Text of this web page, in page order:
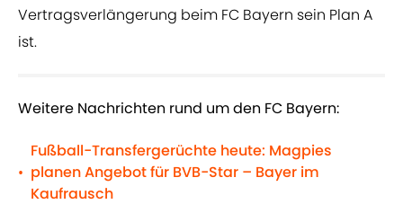
Vertragsverlängerung beim FC Bayern sein Plan A
ist.
Weitere Nachrichten rund um den FC Bayern:
•
Fußball-Transfergerüchte heute: Magpies
planen Angebot für BVB-Star – Bayer im
Kaufrausch